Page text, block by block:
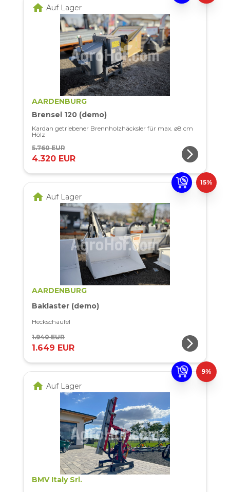
home Auf Lager
AARDENBURG
Brensel 120 (demo)
Kardan getriebener Brennholzhäcksler für max. ⌀8 cm
Hölz
5.760 EUR
4.320 EUR arrow_forward_ios
15%
home Auf Lager
AARDENBURG
Baklaster (demo)
Heckschaufel
1.940 EUR
1.649 EUR arrow_forward_ios
9%
home Auf Lager
BMV Italy Srl.